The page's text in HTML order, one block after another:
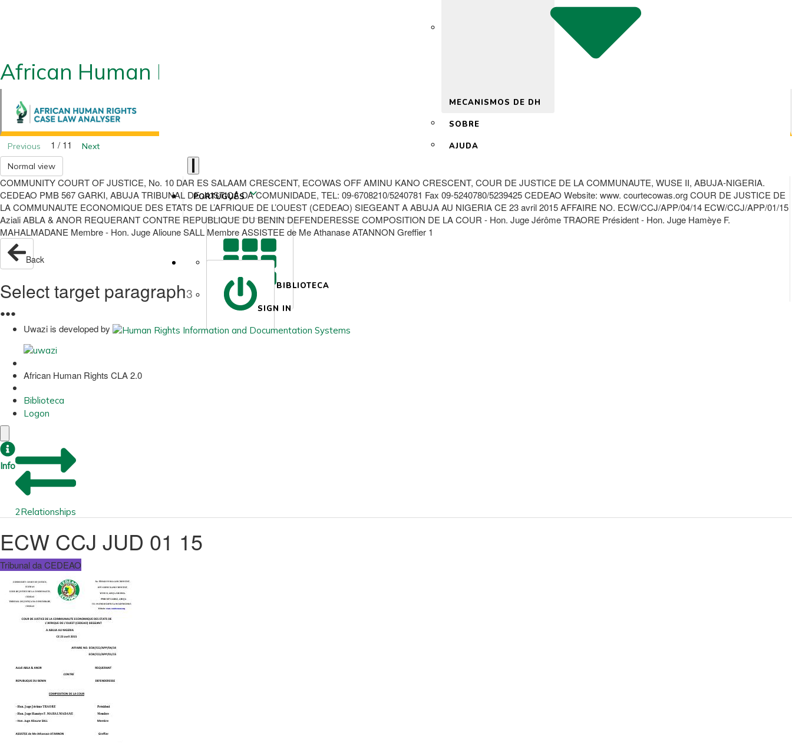
African Human Rights CLA 2.0
MECANISMOS DE DH
SOBRE
AJUDA
PORTUGUÊS
BIBLIOTECA
SIGN IN
Previous 1 / 11
Next
Normal view
COMMUNITY COURT OF JUSTICE, No. 10 DAR ES SALAAM CRESCENT, ECOWAS OFF AMINU KANO CRESCENT, COUR DE JUSTICE DE LA COMMUNAUTE, WUSE II, ABUJA-NIGERIA.
CEDEAO PMB 567 GARKI, ABUJA TRIBUNAL DE JUSTIÇA DA COMUNIDADE, TEL: 09-6708210/5240781 Fax 09-5240780/5239425 CEDEAO Website: www. courtecowas.org COUR DE JUSTICE DE
LA COMMUNAUTE ECONOMIQUE DES ETATS DE L’AFRIQUE DE L’OUEST (CEDEAO) SIEGEANT A ABUJA AU NIGERIA CE 23 avril 2015 AFFAIRE NO. ECW/CCJ/APP/04/14 ECW/CCJ/APP/01/15
Aziali ABLA & ANOR REQUERANT CONTRE REPUBLIQUE DU BENIN DEFENDERESSE COMPOSITION DE LA COUR - Hon. Juge Jérôme TRAORE Président - Hon. Juge Hamèye F.
MAHALMADANE Membre - Hon. Juge Alioune SALL Membre ASSISTEE de Me Athanase ATANNON Greffier 1
Back
Select target paragraph3
●●●
Uwazi is developed by
African Human Rights CLA 2.0
Biblioteca
Logon
Info
2Relationships
ECW CCJ JUD 01 15
Tribunal da CEDEAO